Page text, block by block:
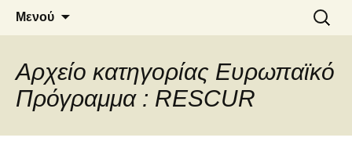
6o ΔΗΜΟΤΙΚΟ ΣΧΟΛΕΙΟ
ΝΑΟΥΣΑΣ
Μενού
για:
Αρχείο κατηγορίας Ευρωπαϊκό
Πρόγραμμα : RESCUR